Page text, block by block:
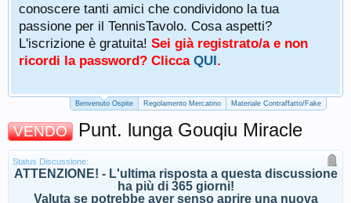
conoscere tanti amici che condividono la tua
passione per il TennisTavolo. Cosa aspetti?
L'iscrizione è gratuita! Sei già registrato/a e non
ricordi la password? Clicca QUI.
Benvenuto Ospite Regolamento Mercatino Materiale Contraffatto/Fake
VENDO Punt. lunga Gouqiu Miracle
Status Discussione:
ATTENZIONE! - L'ultima risposta a questa discussione
ha più di 365 giorni!
Valuta se potrebbe aver senso aprire una nuova